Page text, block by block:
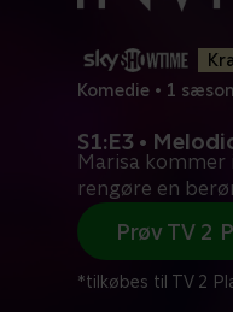
Komedie • 1 sæson
S1:E3 •
Marisa kommer
rengøre en
Prøv TV 2
*tilkøbes til TV 2